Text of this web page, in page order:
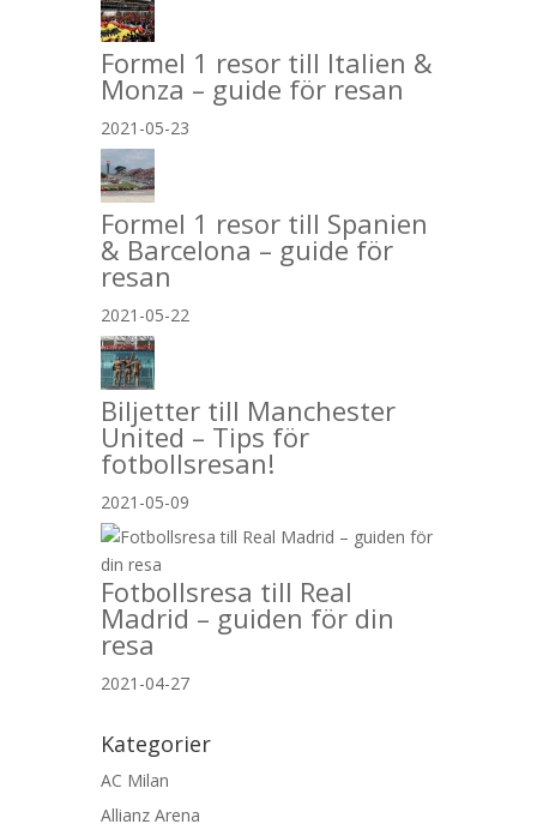
Formel 1 resor till Italien &
Monza – guide för resan
2021-05-23
Formel 1 resor till Spanien
& Barcelona – guide för
resan
2021-05-22
Biljetter till Manchester
United – Tips för
fotbollsresan!
2021-05-09
Fotbollsresa till Real
Madrid – guiden för din
resa
2021-04-27
Kategorier
AC Milan
Allianz Arena